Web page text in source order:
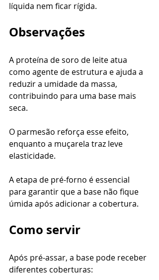
líquida nem ficar rígida.
Observações
A proteína de soro de leite atua
como agente de estrutura e ajuda a
reduzir a umidade da massa,
contribuindo para uma base mais
seca.
O parmesão reforça esse efeito,
enquanto a muçarela traz leve
elasticidade.
A etapa de pré-forno é essencial
para garantir que a base não fique
úmida após adicionar a cobertura.
Como servir
Após pré-assar, a base pode receber
diferentes coberturas: